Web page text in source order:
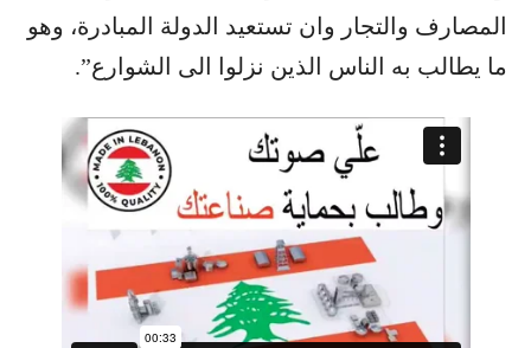
المصارف والتجار وان تستعيد الدولة المبادرة، وهو
ما يطالب به الناس الذين نزلوا الى الشوارع”.